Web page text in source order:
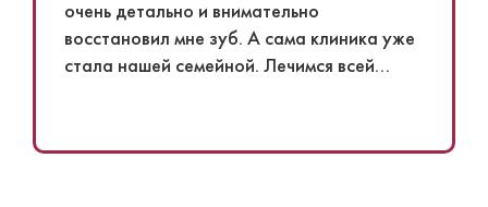
очень детально и внимательно
восстановил мне зуб. А сама клиника уже
стала нашей семейной. Лечимся всей